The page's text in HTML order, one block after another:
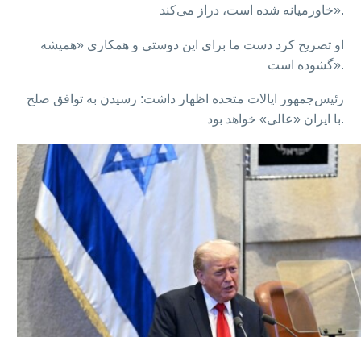
خاورمیانه شده است، دراز می‌کند».
او تصریح کرد دست ما برای این دوستی و همکاری «همیشه
گشوده است».
رئیس‌جمهور ایالات متحده اظهار داشت: رسیدن به توافق صلح
با ایران «عالی» خواهد بود.